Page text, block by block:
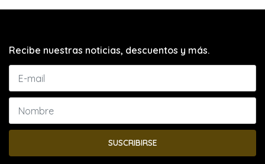
Recibe nuestras noticias, descuentos y más.
SUSCRIBIRSE